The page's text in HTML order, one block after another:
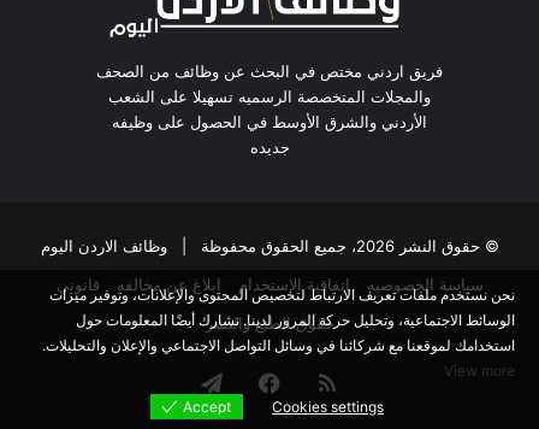
فريق اردني مختص في البحث عن وظائف من الصحف
والمجلات المتخصصة الرسميه تسهيلا على الشعب
الأردني والشرق الأوسط في الحصول على وظيفه
جديده
© حقوق النشر 2026، جميع الحقوق محفوظة |
وظائف الاردن اليوم
سياسة الخصوصيه
اتفاقية الاستخدام ابلاغ عن مخالفه
قانوني
حقوق الطبع والنشر
ملخصفيسبوكتيلقرام
نحن نستخدم ملفات تعريف الارتباط لتخصيص المحتوى والإعلانات، وتوفير ميزات
الوسائط الاجتماعية، وتحليل حركة المرور لدينا. نشارك أيضًا المعلومات حول
استخدامك لموقعنا مع شركائنا في وسائل التواصل الاجتماعي والإعلان والتحليلات.
View more
Cookies settings
Accept